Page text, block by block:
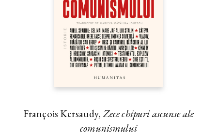
François Kersaudy,Zece chipuri ascunse ale
comunismului